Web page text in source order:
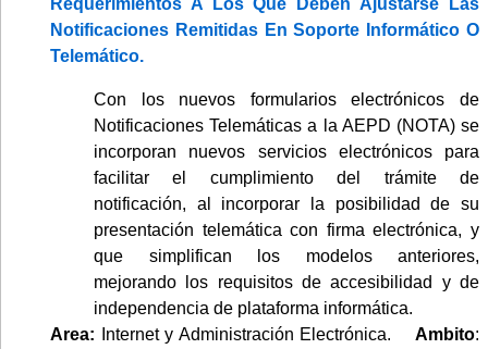
Notificaciones Remitidas En Soporte Informático O
Telemático.
Con los nuevos formularios electrónicos de
Notificaciones Telemáticas a la AEPD (NOTA) se
incorporan nuevos servicios electrónicos para
facilitar el cumplimiento del trámite de
notificación, al incorporar la posibilidad de su
presentación telemática con firma electrónica, y
que simplifican los modelos anteriores,
mejorando los requisitos de accesibilidad y de
independencia de plataforma informática.
Area: Internet y Administración Electrónica. Ambito: